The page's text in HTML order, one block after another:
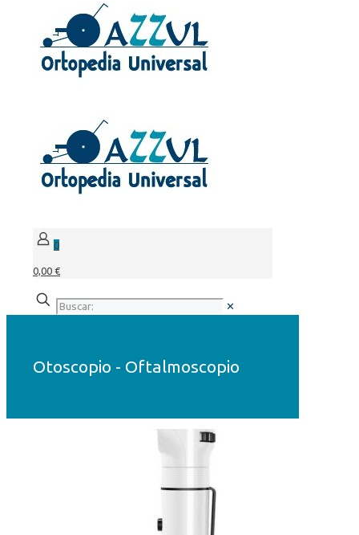
0
0,00 €
✕
Otoscopio - Oftalmoscopio